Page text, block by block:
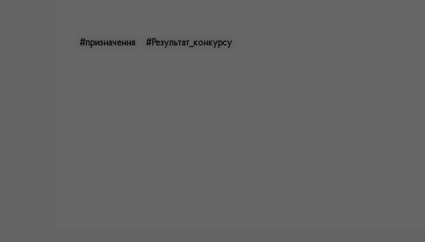
#призначення #Результат_конкурсу